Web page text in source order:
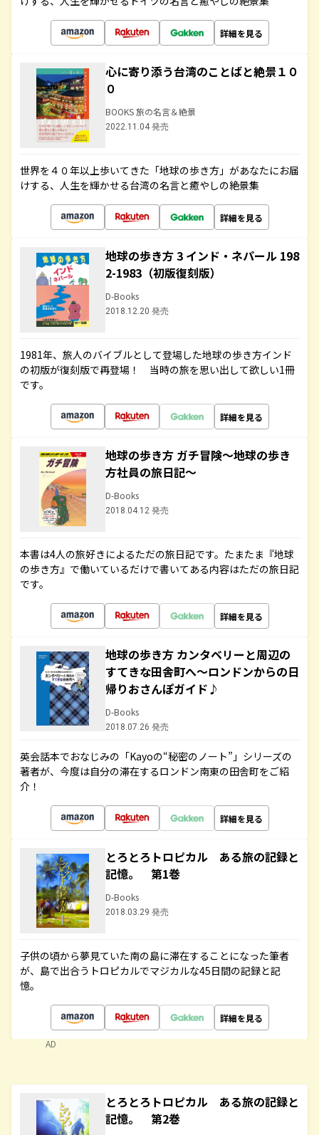
詳細を見る
心に寄り添う台湾のことばと絶景１０
０
BOOKS 旅の名言＆絶景
2022.11.04 発売
世界を４０年以上歩いてきた「地球の歩き方」があなたにお届
けする、人生を輝かせる台湾の名言と癒やしの絶景集
詳細を見る
地球の歩き方 3 インド・ネパール 198
2-1983（初版復刻版）
D-Books
2018.12.20 発売
1981年、旅人のバイブルとして登場した地球の歩き方インド
の初版が復刻版で再登場！ 当時の旅を思い出して欲しい1冊
です。
詳細を見る
地球の歩き方 ガチ冒険～地球の歩き
方社員の旅日記～
D-Books
2018.04.12 発売
本書は4人の旅好きによるただの旅日記です。たまたま『地球
の歩き方』で働いているだけで書いてある内容はただの旅日記
です。
詳細を見る
地球の歩き方 カンタベリーと周辺の
すてきな田舎町へ～ロンドンからの日
帰りおさんぽガイド♪
D-Books
2018.07.26 発売
英会話本でおなじみの「Kayoの“秘密のノート”」シリーズの
著者が、今度は自分の滞在するロンドン南東の田舎町をご紹
介！
詳細を見る
とろとろトロピカル ある旅の記録と
記憶。 第1巻
D-Books
2018.03.29 発売
子供の頃から夢見ていた南の島に滞在することになった筆者
が、島で出合うトロピカルでマジカルな45日間の記録と記
憶。
詳細を見る
AD
とろとろトロピカル ある旅の記録と
記憶。 第2巻